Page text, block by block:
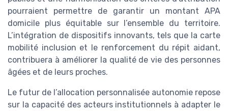
pourraient permettre de garantir un montant APA
domicile plus équitable sur l’ensemble du territoire.
L’intégration de dispositifs innovants, tels que la carte
mobilité inclusion et le renforcement du répit aidant,
contribuera à améliorer la qualité de vie des personnes
âgées et de leurs proches.
Le futur de l’allocation personnalisée autonomie repose
sur la capacité des acteurs institutionnels à adapter le